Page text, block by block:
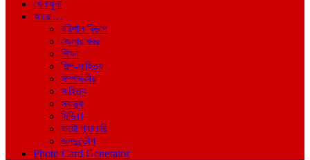
খেলাধুলা
আরো…
বরিশাল বিভাগ
জেলার খবর
শিক্ষা
শিল্প-সাহিত্য
সম্পাদকীয়
সাহিত্য
স্বাস্থ্য
মিডিয়া
ফটো গ্যালারি
জনদুর্ভোগ
Photo Card Generator